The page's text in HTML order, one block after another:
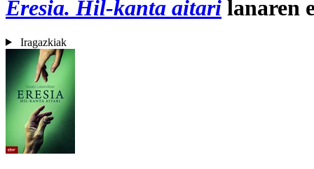
Eresia. Hil-kanta aitari lanaren
Iragazkiak